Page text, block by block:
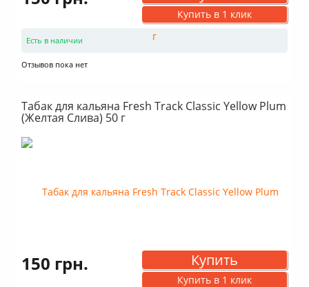
Купить в 1 клик
Есть в наличии
Отзывов пока нет
Табак для кальяна Fresh Track Classic Yellow Plum
(Желтая Слива) 50 г
150 грн. Купить
Купить в 1 клик